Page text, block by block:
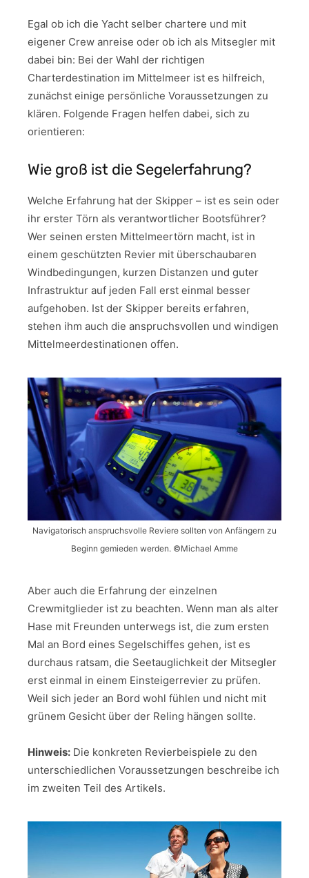
Egal ob ich die Yacht selber chartere und mit
eigener Crew anreise oder ob ich als Mitsegler mit
dabei bin: Bei der Wahl der richtigen
Charterdestination im Mittelmeer ist es hilfreich,
zunächst einige persönliche Voraussetzungen zu
klären. Folgende Fragen helfen dabei, sich zu
orientieren:
Wie groß ist die Segelerfahrung?
Welche Erfahrung hat der Skipper – ist es sein oder
ihr erster Törn als verantwortlicher Bootsführer?
Wer seinen ersten Mittelmeertörn macht, ist in
einem geschützten Revier mit überschaubaren
Windbedingungen, kurzen Distanzen und guter
Infrastruktur auf jeden Fall erst einmal besser
aufgehoben. Ist der Skipper bereits erfahren,
stehen ihm auch die anspruchsvollen und windigen
Mittelmeerdestinationen offen.
Navigatorisch anspruchsvolle Reviere sollten von Anfängern zu
Beginn gemieden werden. ©Michael Amme
Aber auch die Erfahrung der einzelnen
Crewmitglieder ist zu beachten. Wenn man als alter
Hase mit Freunden unterwegs ist, die zum ersten
Mal an Bord eines Segelschiffes gehen, ist es
durchaus ratsam, die Seetauglichkeit der Mitsegler
erst einmal in einem Einsteigerrevier zu prüfen.
Weil sich jeder an Bord wohl fühlen und nicht mit
grünem Gesicht über der Reling hängen sollte.
Hinweis: Die konkreten Revierbeispiele zu den
unterschiedlichen Voraussetzungen beschreibe ich
im zweiten Teil des Artikels.